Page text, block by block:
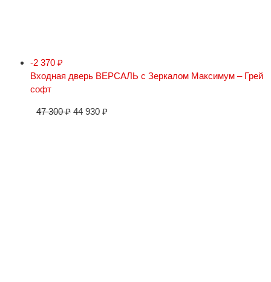
-2 370 ₽
Входная дверь ВЕРСАЛЬ с Зеркалом Максимум – Грей
софт
47 300₽ 44 930 ₽